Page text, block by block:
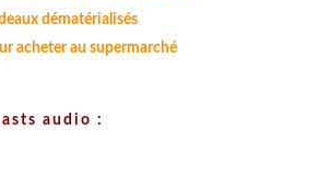
dématérialisés
acheter au supermarché
audio :